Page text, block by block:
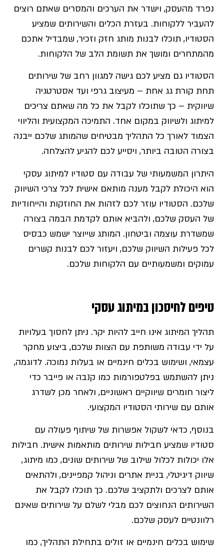
נפרד מהעסק, וישדר את הערכים והמסרים שאתם רוצים
להעביר ללקוחות. בעזרת הכלים והשירותים שמציע
הסטודיו, תוכלו לבנות מותג חזק וזכיר, שמבדיל אתכם
מהמתחרים ומושך את תשומת הלב של הלקוחות.
הסטודיו גם מציע לכם גישה למגוון רחב של שירותים
תחת קורת גג אחת – מעיצוב גרפי ועד אסטרטגיה
שיווקית – כך שתוכלו לקבל את כל מה שאתם צריכים
למיתוג ולשיווק במקום אחד. התמיכה המקצועית והליווי
הצמוד לאורך כל התהליך מבטיחים שהמותג שלכם ייבנה
בצורה הטובה ביותר, ויסייע לכם להגיע להצלחה.
היתרון המשמעותי של עבודה עם סטודיו למיתוג עסקי
הוא היכולת לקבל מענה מותאם אישית לכל צרכי השיווק
שלכם. הסטודיו עוזר לכם לזהות את החוזקות והייחודיות
של העסק שלכם, ולהביא אותם לקדמת הבמה בצורה
שמשדרת עוצמה וביטחון. המותג שייוצר ישמש כבסיס
לכל פעילות השיווק שלכם, ויעזור לכם לבנות קשרים
עמוקים ומשמעותיים עם הלקוחות שלכם.
טיפים לחיסכון במיתוג עסקי
תהליך המיתוג אינו חייב להיות יקר. ניתן לחסוך בעלויות
על ידי עבודה משותפת עם הצוות שלכם, ביצוע מחקר
עצמאי, ושימוש בכלים חינמיים או בעלות נמוכה. לדוגמה,
ניתן להשתמש בפלטפורמות כמו קנבה או פייבר כדי
ליצור חומרים שיווקיים ראשוניים, ולאחר מכן לשדרג
אותם עם שירותי הסטודיו המקצועי.
בנוסף, כדאי לשקול אפשרות של שיתוף פעולה עם
סטודיו שמציע חבילות שירותים מותאמות אישית. חבילות
אלו יכולות לכלול שילוב של שירותים שונים, כמו מיתוג,
שיווק דיגיטלי, בניית אתרים וניהול קמפיינים, ולהתאים
אותם לצרכים ולתקציב שלכם. כך תוכלו לקבל את
השירותים הנחוצים לכם מבלי לשלם על שירותים שאינם
רלוונטיים לעסק שלכם.
שימוש בכלים חינמיים או זולים בתחילת התהליך, כמו